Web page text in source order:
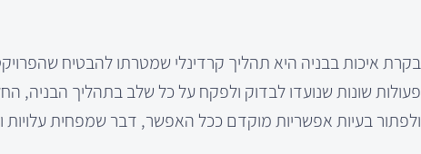
בקרת איכות בבניה היא תהליך קרדינלי שמטרתו להבטיח
פעולות שונות שנועדו לבדוק ולפקח על כל שלב בתהליך הבניה,
ולפתור בעיות אפשריות מוקדם ככל האפשר, דבר שמפחית עלויות